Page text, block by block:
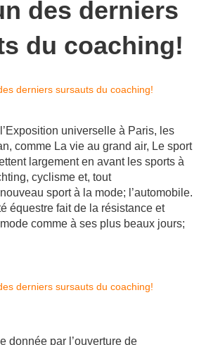
des derniers
du coaching!
universelle à Paris, les
comme La vie au grand air, Le sport
largement en avant les sports à
cyclisme et, tout
sport à la mode; l’automobile.
équestre fait de la résistance et
comme à ses plus beaux jours;
donnée par l’ouverture de